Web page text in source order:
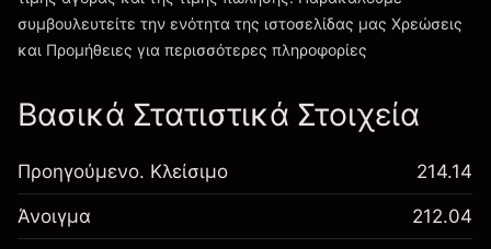
Χρεώσεις και Τέλη
συμβουλευτείτε την ενότητα της ιστοσελίδας μας Χρεώσεις
και Προμήθειες για περισσότερες πληροφορίες
Βασικά Στατιστικά Στοιχεία
Προηγούμενο. Κλείσιμο 214.14
Άνοιγμα 212.04